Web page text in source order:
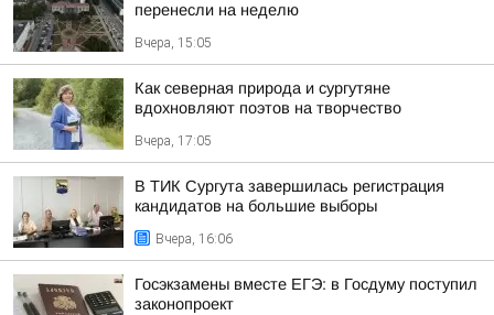
перенесли на неделю
Вчера, 15:05
Как северная природа и сургутяне
вдохновляют поэтов на творчество
Вчера, 17:05
В ТИК Сургута завершилась регистрация
кандидатов на большие выборы
Вчера, 16:06
Госэкзамены вместе ЕГЭ: в Госдуму поступил
законопроект